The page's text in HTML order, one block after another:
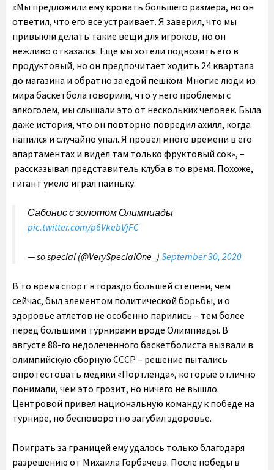
«Мы предложили ему кровать большего размера, но он
ответил, что его все устраивает. Я заверил, что мы
привыкли делать такие вещи для игроков, но он
вежливо отказался. Еще мы хотели подвозить его в
продуктовый, но он предпочитает ходить 24 квартала
до магазина и обратно за едой пешком. Многие люди из
мира баскетбола говорили, что у него проблемы с
алкоголем, мы слышали это от нескольких человек. Была
даже история, что он повторно повредил ахилл, когда
напился и случайно упал. Я провел много времени в его
апартаментах и видел там только фруктовый сок», –
рассказывал представитель клуба в то время. Похоже,
гигант умело играл паиньку.
Сабонис с золотом Олимпиады
pic.twitter.com/p6VkebVjFC
— so special (@VerySpecialOne_) September 30, 2020
В то время спорт в гораздо большей степени, чем
сейчас, был элементом политической борьбы, и о
здоровье атлетов не особенно парились – тем более
перед большими турнирами вроде Олимпиады. В
августе 88-го недолеченного баскетболиста вызвали в
олимпийскую сборную СССР – решение пытались
опротестовать медики «Портленда», которые отлично
понимали, чем это грозит, но ничего не вышло.
Центровой привел национальную команду к победе на
турнире, но бесповоротно загубил здоровье.
Поиграть за границей ему удалось только благодаря
разрешению от Михаила Горбачева. После победы в